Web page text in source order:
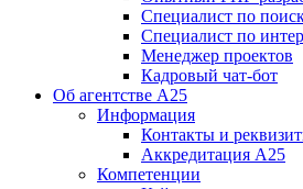
Специалист по
Специалист по
Менеджер проектов
Кадровый чат-бот
Об агентстве А25
Информация
Контакты и
Аккредитация А25
Компетенции